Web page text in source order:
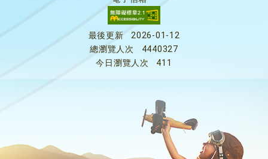
最後更新
2026-01-12
總瀏覽人次
4440327
今日瀏覽人次
411